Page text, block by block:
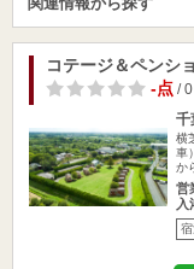
コテージ＆ペン
-点 /
千
横
車
か
営
入